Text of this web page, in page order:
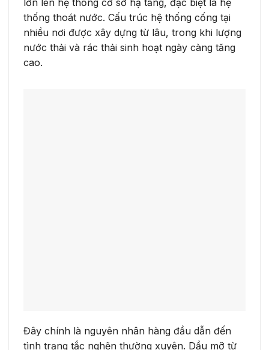
thống thoát nước. Cấu trúc hệ thống cống tại
nhiều nơi được xây dựng từ lâu, trong khi lượng
nước thải và rác thải sinh hoạt ngày càng tăng
cao.
Đây chính là nguyên nhân hàng đầu dẫn đến
tình trạng tắc nghẽn thường xuyên. Dầu mỡ từ